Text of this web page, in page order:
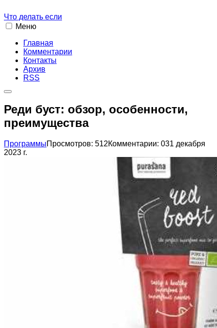
Что делать если
Меню
Главная
Комментарии
Контакты
Архив
RSS
Реди буст: обзор, особенности,
преимущества
ПрограммыПросмотров: 512Комментарии: 031 декабря
2023 г.